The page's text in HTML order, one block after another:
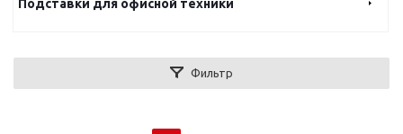
Подставки для офисной техники
Фильтр